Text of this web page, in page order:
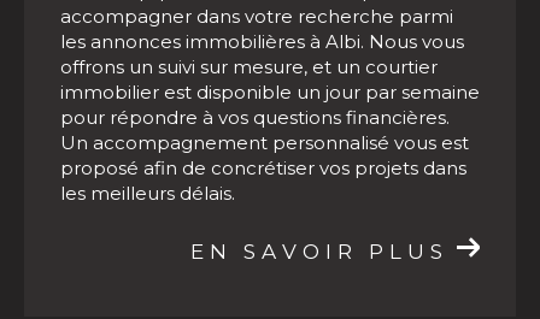
Faire estimer son bien immobilier à Albi
et ses environs
De nombreuses raisons peuvent vous pousser
à solliciter une estimation immobilière, la plus
notable étant la vente d'une propriété. Nos
marché immobilier local, ce qui nous permet
Notre équipe est à votre écoute pour vous
accompagner dans votre recherche parmi
les annonces immobilières à Albi. Nous vous
offrons un suivi sur mesure, et un courtier
immobilier est disponible un jour par semaine
pour répondre à vos questions financières.
Un accompagnement personnalisé vous est
proposé afin de concrétiser vos projets dans